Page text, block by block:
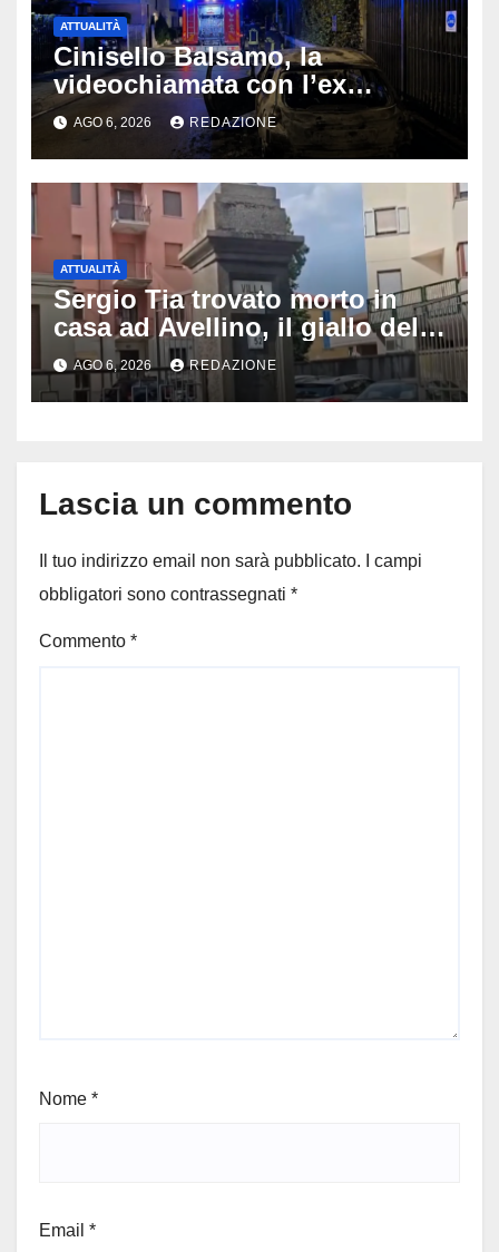
ATTUALITÀ
Cinisello Balsamo, la
videochiamata con l’ex
fidanzata e il dramma: 35enne
lotta tra la vita e la morte
AGO 6, 2026 REDAZIONE
ATTUALITÀ
Sergio Tia trovato morto in
casa ad Avellino, il giallo della
porta socchiusa: disposta
l’autopsia
AGO 6, 2026 REDAZIONE
Lascia un commento
Il tuo indirizzo email non sarà pubblicato.
I campi
obbligatori sono contrassegnati *
Commento *
Nome *
Email *